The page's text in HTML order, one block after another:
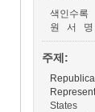
색인수록
원 서
주제:
States